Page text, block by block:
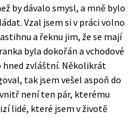
by dávalo smysl, a mně bylo
Vzal jsem si v práci volno
a řeknu jim, že se mají
byla dokořán a vchodové
hned zvláštní. Několikrát
tak jsem vešel aspoň do
není ten pár, kterému
lidé, které jsem v životě